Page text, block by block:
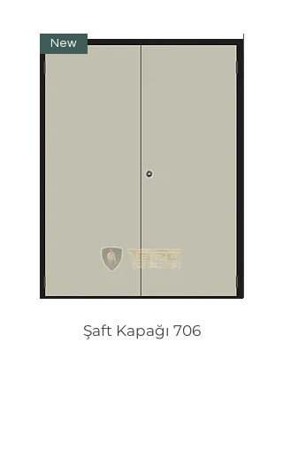
New
Şaft Kapağı 706